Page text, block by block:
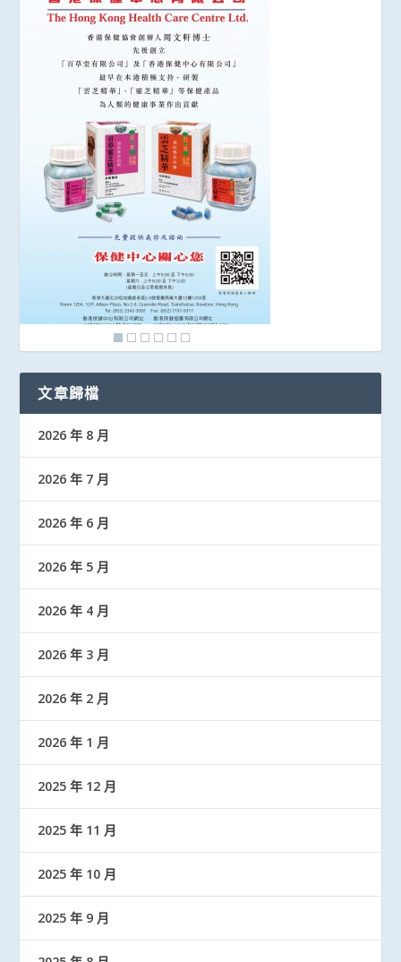
文章歸檔
2026 年 8 月
2026 年 7 月
2026 年 6 月
2026 年 5 月
2026 年 4 月
2026 年 3 月
2026 年 2 月
2026 年 1 月
2025 年 12 月
2025 年 11 月
2025 年 10 月
2025 年 9 月